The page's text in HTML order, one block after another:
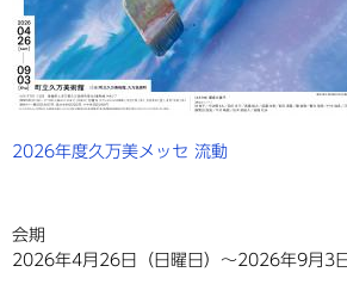
2026年度久万美メッセ 流動
会期
2026年4月26日（日曜日）～2026年9月3日